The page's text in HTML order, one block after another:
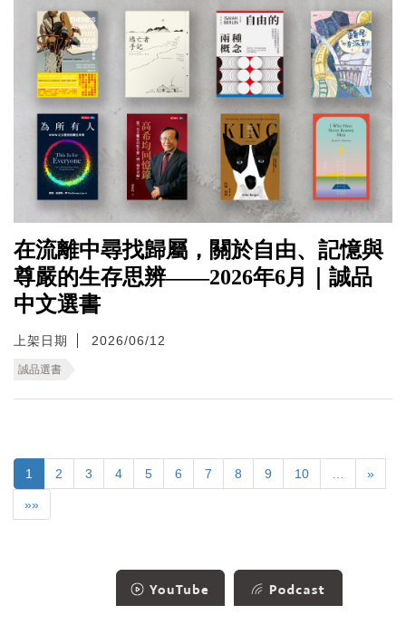
在流離中尋找歸屬，關於自由、記憶與
尊嚴的生存思辨——2026年6月｜誠品
中文選書
上架日期 2026/06/12
誠品選書
1 2 3 4 5 6 7 8 9 10 »
»»